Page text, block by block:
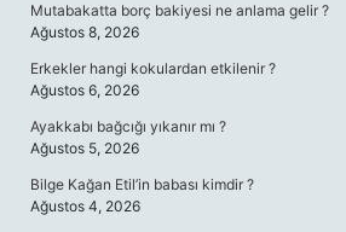
Mutabakatta borç bakiyesi ne anlama gelir ?
Ağustos 8, 2026
Erkekler hangi kokulardan etkilenir ?
Ağustos 6, 2026
Ayakkabı bağcığı yıkanır mı ?
Ağustos 5, 2026
Bilge Kağan Etil’in babası kimdir ?
Ağustos 4, 2026